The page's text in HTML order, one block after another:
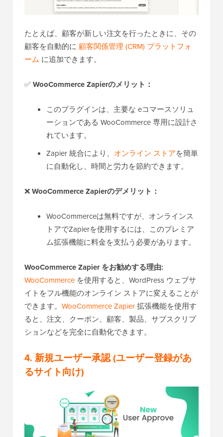
たとえば、顧客が新しい注文を行ったときに、その
顧客を自動的に 顧客関係管理 (CRM) プラットフォ
ーム に追加できます。
✅WooCommerce Zapierのメリット：
このプラグインは、主要な eコマースソリュ
ーションである WooCommerce 専用に設計さ
れています。
Zapier 統合により、 オンライン ストアを簡単
に自動化し、時間と労力を節約できます。
❌WooCommerce Zapierのデメリット：
WooCommerceは無料ですが、オンラインス
トアでZapierを使用するには、このプレミア
ム拡張機能に料金を支払う必要があります。
WooCommerce Zapier をお勧めする理由:
WooCommerce を使用すると、WordPress ウェブサ
イトをフル機能のオンライン ストアに変えることが
できます。 WooCommerce Zapier拡張機能を使用す
ると、注文、クーポン、顧客、製品、サブスクリプ
ションなどを完全に自動化できます。
4. 新規ユーザー承認(ユーザー登録があ
るサイト向け)